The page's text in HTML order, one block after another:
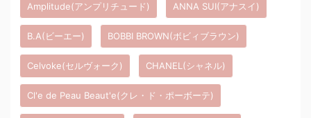
Amplitude(アンプリチュード) ANNA SUI(アナスイ)
B.A(ビーエー) BOBBI BROWN(ボビィブラウン)
Celvoke(セルヴォーク) CHANEL(シャネル)
Cl'e de Peau Beaut'e(クレ・ド・ポーボーテ)